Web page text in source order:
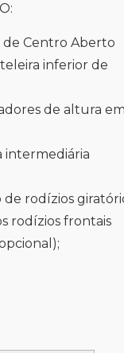
de Centro Aberto
inferior de
de altura
intermediária
de rodízios
rodízios frontais